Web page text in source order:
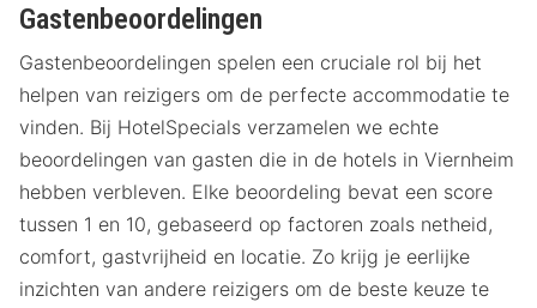
Gastenbeoordelingen
Gastenbeoordelingen spelen een cruciale rol bij het
helpen van reizigers om de perfecte accommodatie te
vinden. Bij HotelSpecials verzamelen we echte
beoordelingen van gasten die in de hotels in Viernheim
hebben verbleven. Elke beoordeling bevat een score
tussen 1 en 10, gebaseerd op factoren zoals netheid,
comfort, gastvrijheid en locatie. Zo krijg je eerlijke
inzichten van andere reizigers om de beste keuze te